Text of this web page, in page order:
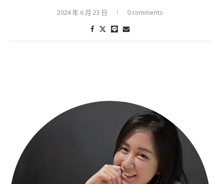
2024 年 6 月 23 日 0 comments